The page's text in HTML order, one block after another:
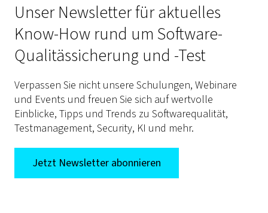
Unser Newsletter für aktuelles
Know-How rund um Software-
Qualitässicherung und -Test
Verpassen Sie nicht unsere Schulungen, Webinare
und Events und freuen Sie sich auf wertvolle
Einblicke, Tipps und Trends zu Softwarequalität,
Testmanagement, Security, KI und mehr.
Jetzt Newsletter abonnieren